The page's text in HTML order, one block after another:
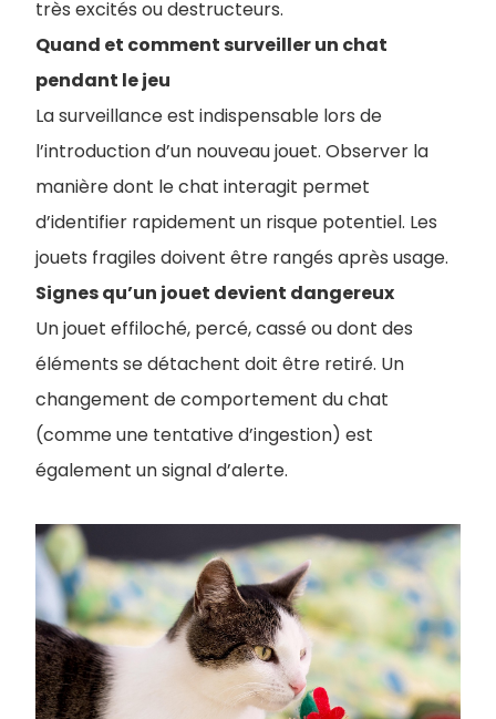
très excités ou destructeurs.
Quand et comment surveiller un chat
pendant le jeu
La surveillance est indispensable lors de
l’introduction d’un nouveau jouet. Observer la
manière dont le chat interagit permet
d’identifier rapidement un risque potentiel. Les
jouets fragiles doivent être rangés après usage.
Signes qu’un jouet devient dangereux
Un jouet effiloché, percé, cassé ou dont des
éléments se détachent doit être retiré. Un
changement de comportement du chat
(comme une tentative d’ingestion) est
également un signal d’alerte.